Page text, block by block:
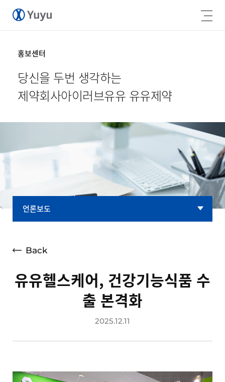
홍보센터
당신을 두번 생각하는
제약회사아이러브유유 유유제약
언론보도
광고소개
공지사항
Back
유유헬스케어, 건강기능식품 수
출 본격화
2025.12.11